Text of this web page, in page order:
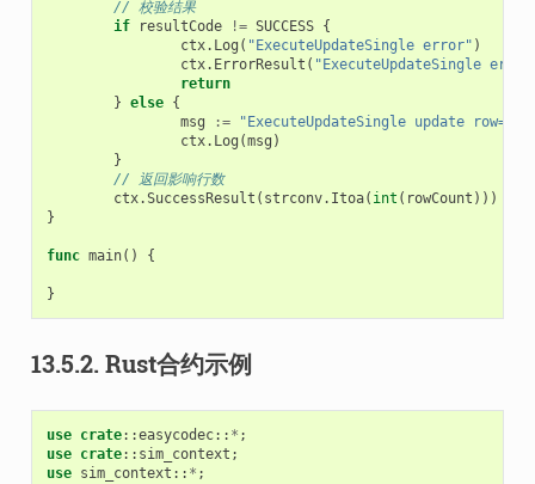
// 校验结果
if
resultCode != SUCCESS {
ctx. Log ( "ExecuteUpdateSingle error" )
ctx. ErrorResult ( "ExecuteUpdateSingle
return
} else {
msg
:= "ExecuteUpdateSingle update row="
ctx. Log (msg )
}
// 返回影响行数
ctx.SuccessResult ( strconv. Itoa( int ( rowCount )))
}
func main() {
}
13.5.2. Rust合约示例
use crate::easycodec:: * ;
use crate:: sim_context ;
use sim_context :: * ;